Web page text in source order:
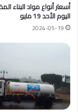
أسعار أنواع مواد البناء
اليوم الأحد 19 مايو
2024-05-19